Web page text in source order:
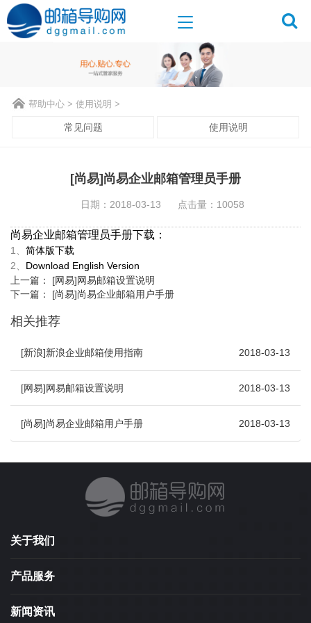
帮助中心 > 使用说明 >
常见问题 使用说明
[尚易]尚易企业邮箱管理员手册
日期：2018-03-13 点击量：10058
尚易企业邮箱管理员手册下载：
1、 简体版下载
2、 Download English Version
上一篇： [网易]网易邮箱设置说明
下一篇： [尚易]尚易企业邮箱用户手册
相关推荐
[新浪]新浪企业邮箱使用指南 2018-03-13
[网易]网易邮箱设置说明 2018-03-13
[尚易]尚易企业邮箱用户手册 2018-03-13
关于我们
产品服务
新闻资讯